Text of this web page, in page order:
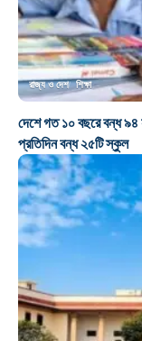
রাজ্য ও দেশ শিক্ষা
দেশে গত ১০ বছরে বন্ধ
প্রতিদিন বন্ধ ২৫টি স্কুল